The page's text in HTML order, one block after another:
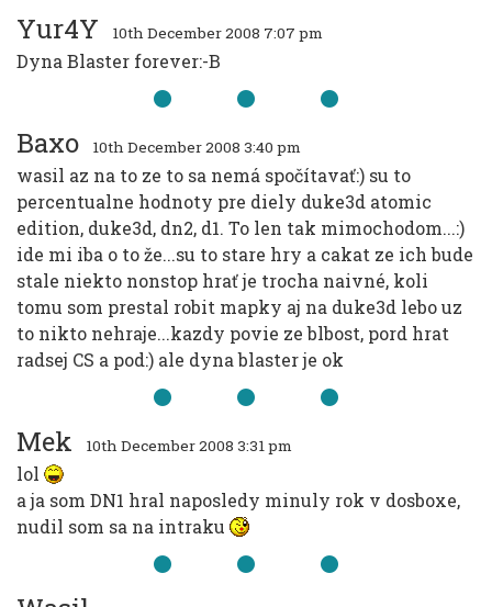
Yur4Y 10th December 2008 7:07 pm
Dyna Blaster forever:-B
Baxo 10th December 2008 3:40 pm
wasil az na to ze to sa nemá spočítavať:) su to
percentualne hodnoty pre diely duke3d atomic
edition, duke3d, dn2, d1. To len tak mimochodom...:)
ide mi iba o to že...su to stare hry a cakat ze ich bude
stale niekto nonstop hrať je trocha naivné, koli
tomu som prestal robit mapky aj na duke3d lebo uz
to nikto nehraje...kazdy povie ze blbost, pord hrat
radsej CS a pod:) ale dyna blaster je ok
Mek 10th December 2008 3:31 pm
lol
a ja som DN1 hral naposledy minuly rok v dosboxe,
nudil som sa na intraku